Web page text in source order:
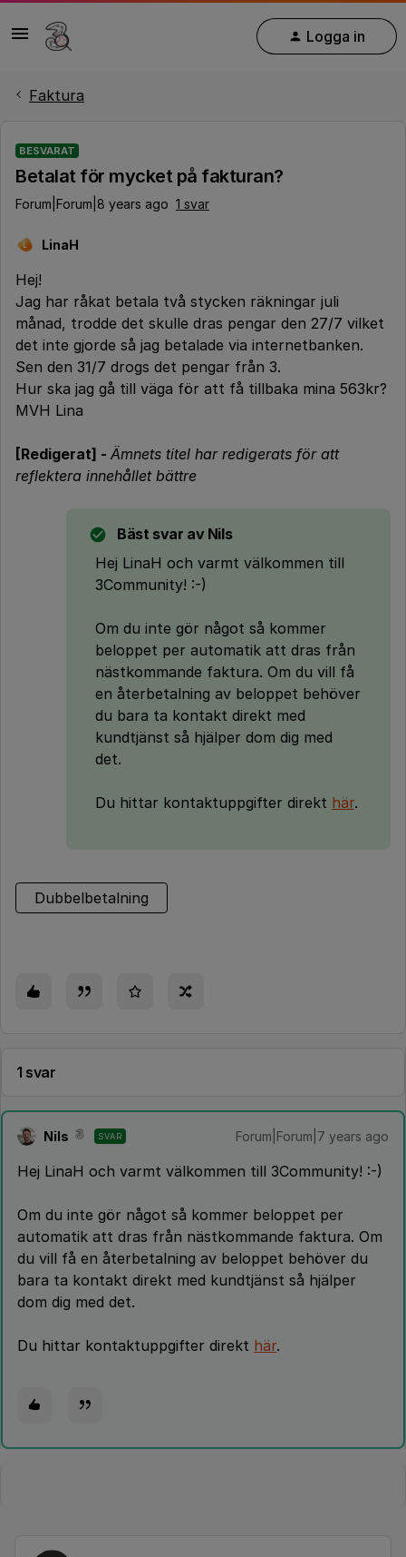
Logga in
Faktura
BESVARAT
Betalat för mycket på fakturan?
Forum|Forum|8 years ago 1 svar
L LinaH
Hej!
Jag har råkat betala två stycken räkningar juli
månad, trodde det skulle dras pengar den 27/7 vilket
det inte gjorde så jag betalade via internetbanken.
Sen den 31/7 drogs det pengar från 3.
Hur ska jag gå till väga för att få tillbaka mina 563kr?
MVH Lina
[Redigerat] - Ämnets titel har redigerats för att
reflektera innehållet bättre
Bäst svar av Nils
Hej LinaH och varmt välkommen till
3Community! :-)
Om du inte gör något så kommer
beloppet per automatik att dras från
nästkommande faktura. Om du vill få
en återbetalning av beloppet behöver
du bara ta kontakt direkt med
kundtjänst så hjälper dom dig med
det.
Du hittar kontaktuppgifter direkt här.
Dubbelbetalning
1 svar
Nils SVAR Forum|Forum|7 years ago
Hej LinaH och varmt välkommen till 3Community! :-)
Om du inte gör något så kommer beloppet per
automatik att dras från nästkommande faktura. Om
du vill få en återbetalning av beloppet behöver du
bara ta kontakt direkt med kundtjänst så hjälper
dom dig med det.
Du hittar kontaktuppgifter direkt här.